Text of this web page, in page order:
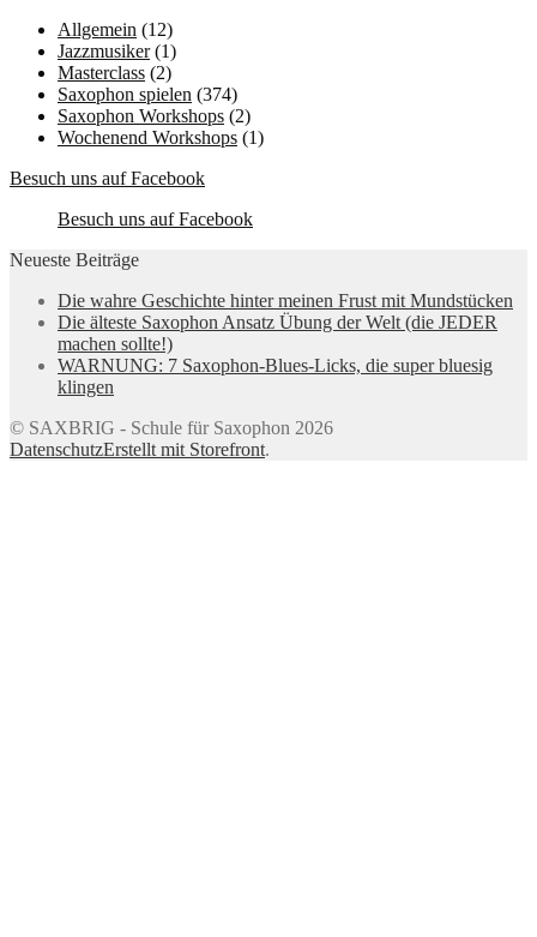
Allgemein (12)
Jazzmusiker(1)
Masterclass (2)
Saxophon spielen (374)
Saxophon Workshops (2)
Wochenend Workshops (1)
Besuch uns auf Facebook
Besuch uns auf Facebook
Neueste Beiträge
Die wahre Geschichte hinter meinen Frust mit Mundstücken
Die älteste Saxophon Ansatz Übung der Welt (die JEDER
machen sollte!)
WARNUNG: 7 Saxophon-Blues-Licks, die super bluesig
klingen
© SAXBRIG - Schule für Saxophon 2026
DatenschutzErstellt mit Storefront.